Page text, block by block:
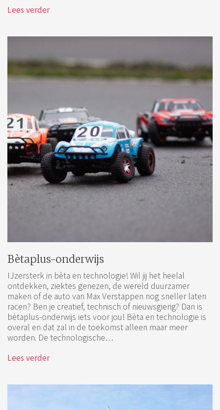
Lees verder
Bètaplus-onderwijs
IJzersterk in bèta en technologie! Wil jij het heelal
ontdekken, ziektes genezen, de wereld duurzamer
maken of de auto van Max Verstappen nog sneller laten
racen? Ben je creatief, technisch of nieuwsgierig? Dan is
bètaplus-onderwijs iets voor jou! Bèta en technologie is
overal en dat zal in de toekomst alleen maar meer
worden. De technologische…
Lees verder